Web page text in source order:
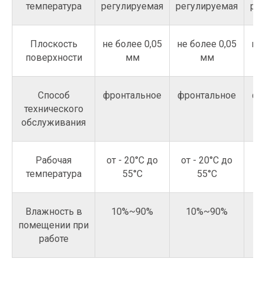
температура
регулируемая
регулируемая
Плоскость
поверхности
не более 0,05
мм
не более 0,05
мм
не
Способ
технического
обслуживания
фронтальное фронтальное
Рабочая
температура
от - 20°C до
55°C
от - 20°C до
55°C
Влажность в
помещении при
работе
10%~90% 10%~90%